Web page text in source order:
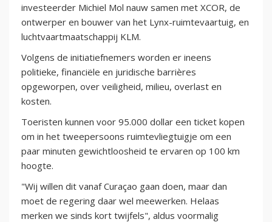
investeerder Michiel Mol nauw samen met XCOR, de
ontwerper en bouwer van het Lynx-ruimtevaartuig, en
luchtvaartmaatschappij KLM.
Volgens de initiatiefnemers worden er ineens
politieke, financiële en juridische barrières
opgeworpen, over veiligheid, milieu, overlast en
kosten.
Toeristen kunnen voor 95.000 dollar een ticket kopen
om in het tweepersoons ruimtevliegtuigje om een
paar minuten gewichtloosheid te ervaren op 100 km
hoogte.
"Wij willen dit vanaf Curaçao gaan doen, maar dan
moet de regering daar wel meewerken. Helaas
merken we sinds kort twijfels", aldus voormalig